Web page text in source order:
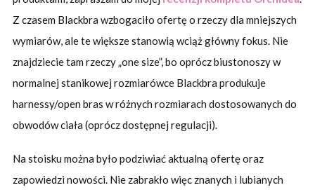
Z czasem Blackbra wzbogaciło ofertę o rzeczy dla mniejszych
wymiarów, ale te większe stanowią wciąż główny fokus. Nie
znajdziecie tam rzeczy „one size”, bo oprócz biustonoszy w
normalnej stanikowej rozmiarówce Blackbra produkuje
harnessy/open bras w różnych rozmiarach dostosowanych do
obwodów ciała (oprócz dostępnej regulacji).
Na stoisku można było podziwiać aktualną ofertę oraz
zapowiedzi nowości. Nie zabrakło więc znanych i lubianych